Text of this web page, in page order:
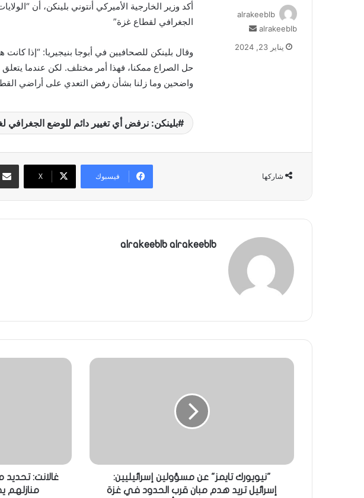
أكد وزير الخارجية الأميركي أنتوني بلينكن، أن
الجغرافي لقطاع غزة”
وقال بلينكن للصحافيين في أبوجا بنيجيريا: “إذا كانت
حل الصراع ممكنا، فهذا أمر مختلف. لكن عندما يتعلق
واضحين وما زلنا بشأن رفض التعدي على أراضي
بلينكن: نرفض أي تغيير دائم للوضع الجغرافي
alrakeeblb
alrakeeblb
ل
و
ا
يناير 23, 2024
شاركها فيسبوك X
alrakeeblb alrakeeblb
"نيويورك تايمز" عن مسؤولين إسرائيليين:
إسرائيل تريد هدم مبان قرب الحدود في غزة
غالانت:
منازلهم